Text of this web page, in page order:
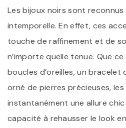
Les bijoux noirs sont
intemporelle. En effet, ces
touche de raffinement et de
n’importe quelle tenue. Que
boucles d’oreilles, un bracelet
orné de pierres précieuses,
instantanément une allure
capacité à rehausser le look